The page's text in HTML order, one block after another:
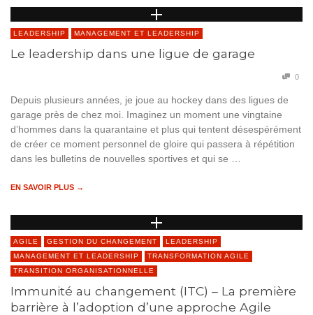
LEADERSHIP MANAGEMENT ET LEADERSHIP
Le leadership dans une ligue de garage
0
Depuis plusieurs années, je joue au hockey dans des ligues de
garage près de chez moi. Imaginez un moment une vingtaine
d’hommes dans la quarantaine et plus qui tentent désespérément
de créer ce moment personnel de gloire qui passera à répétition
dans les bulletins de nouvelles sportives et qui se …
EN SAVOIR PLUS →
AGILE GESTION DU CHANGEMENT
LEADERSHIP
MANAGEMENT ET LEADERSHIP
TRANSFORMATION AGILE
TRANSITION ORGANISATIONNELLE
Immunité au changement (ITC) – La première
barrière à l’adoption d’une approche Agile